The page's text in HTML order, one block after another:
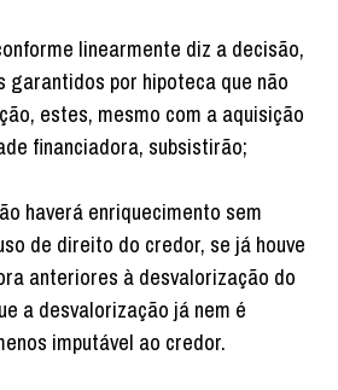
linearmente diz a decisão,
garantidos por hipoteca que não
estes, mesmo com a aquisição
financiadora, subsistirão;
haverá enriquecimento sem
de direito do credor, se já houve
anteriores à desvalorização do
a desvalorização já nem é
imputável ao credor.